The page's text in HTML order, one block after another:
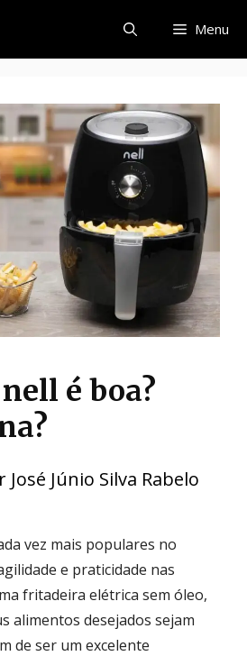
Menu
é boa?
José Júnio Silva Rabelo
vez mais populares no
e praticidade nas
fritadeira elétrica sem óleo,
alimentos desejados sejam
de ser um excelente